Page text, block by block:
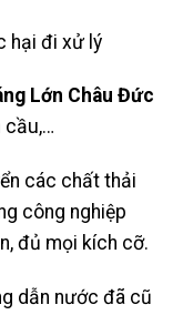
hại đi xử lý
Lớn Châu Đức
cầu,…
các chất thải
công nghiệp
đủ mọi kích cỡ.
dẫn nước đã cũ